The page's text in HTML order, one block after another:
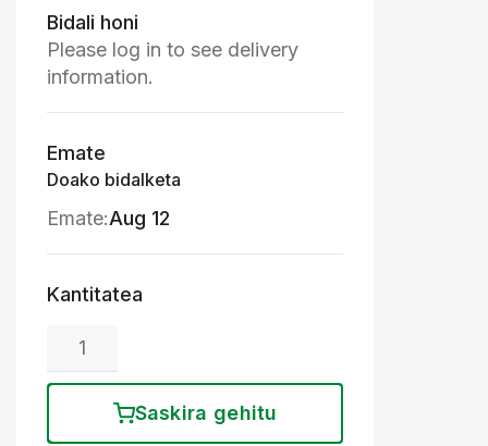
Bidali honi
Please log in to see delivery
information.
Emate
Doako bidalketa
Emate:Aug 12
Kantitatea
Saskira gehitu